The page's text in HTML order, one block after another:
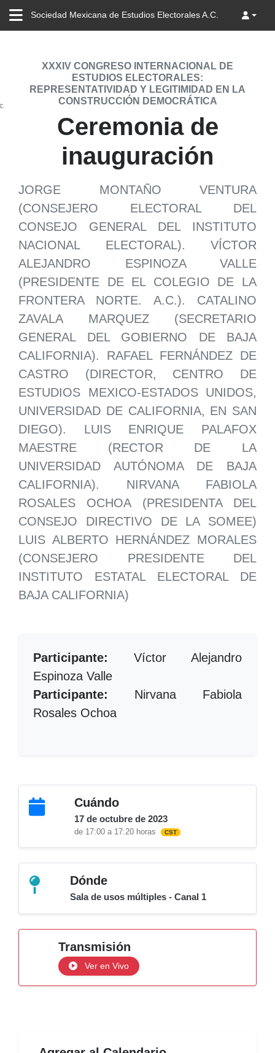
Sociedad Mexicana de Estudios Electorales A.C.
XXXIV CONGRESO INTERNACIONAL DE
ESTUDIOS ELECTORALES:
REPRESENTATIVIDAD Y LEGITIMIDAD EN LA
CONSTRUCCIÓN DEMOCRÁTICA
Ceremonia de
inauguración
JORGE MONTAÑO VENTURA
(CONSEJERO ELECTORAL DEL
CONSEJO GENERAL DEL INSTITUTO
NACIONAL ELECTORAL). VÍCTOR
ALEJANDRO ESPINOZA VALLE
(PRESIDENTE DE EL COLEGIO DE LA
FRONTERA NORTE. A.C.). CATALINO
ZAVALA MARQUEZ (SECRETARIO
GENERAL DEL GOBIERNO DE BAJA
CALIFORNIA). RAFAEL FERNÁNDEZ DE
CASTRO (DIRECTOR, CENTRO DE
ESTUDIOS MEXICO-ESTADOS UNIDOS,
UNIVERSIDAD DE CALIFORNIA, EN SAN
DIEGO). LUIS ENRIQUE PALAFOX
MAESTRE (RECTOR DE LA
UNIVERSIDAD AUTÓNOMA DE BAJA
CALIFORNIA). NIRVANA FABIOLA
ROSALES OCHOA (PRESIDENTA DEL
CONSEJO DIRECTIVO DE LA SOMEE)
LUIS ALBERTO HERNÁNDEZ MORALES
(CONSEJERO PRESIDENTE DEL
INSTITUTO ESTATAL ELECTORAL DE
BAJA CALIFORNIA)
Participante: Víctor Alejandro
Espinoza Valle
Participante: Nirvana Fabiola
Rosales Ochoa
Cuándo
17 de octubre de 2023
de 17:00 a 17:20 horas CST
Dónde
Sala de usos múltiples - Canal 1
Transmisión
Ver en Vivo